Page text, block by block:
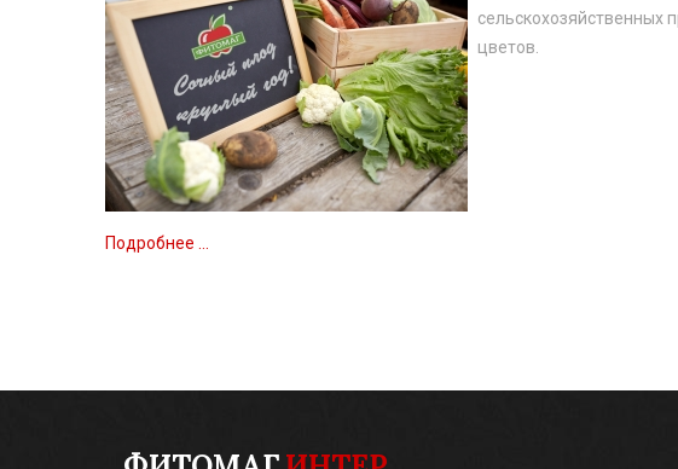
сельскохозяйственных
цветов.
Подробнее ...